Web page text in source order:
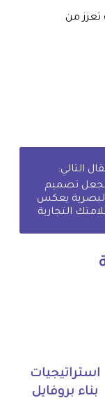
تعزز من
التالي:
تصميم
البصرية يعكس
التجارية
استراتيجيات
بناء بروفايل